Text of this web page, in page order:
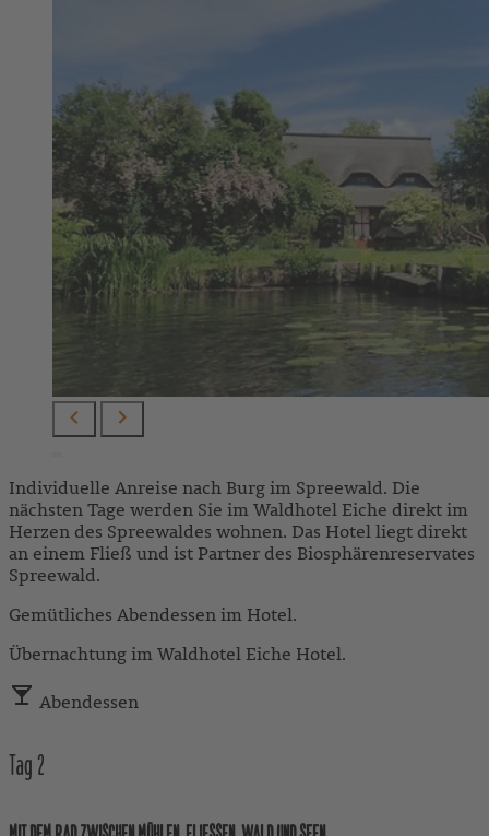
Individuelle Anreise nach Burg im Spreewald. Die
nächsten Tage werden Sie im Waldhotel Eiche direkt im
Herzen des Spreewaldes wohnen. Das Hotel liegt direkt
an einem Fließ und ist Partner des Biosphärenreservates
Spreewald.
Gemütliches Abendessen im Hotel.
Übernachtung im Waldhotel Eiche Hotel.
Abendessen
Tag 2